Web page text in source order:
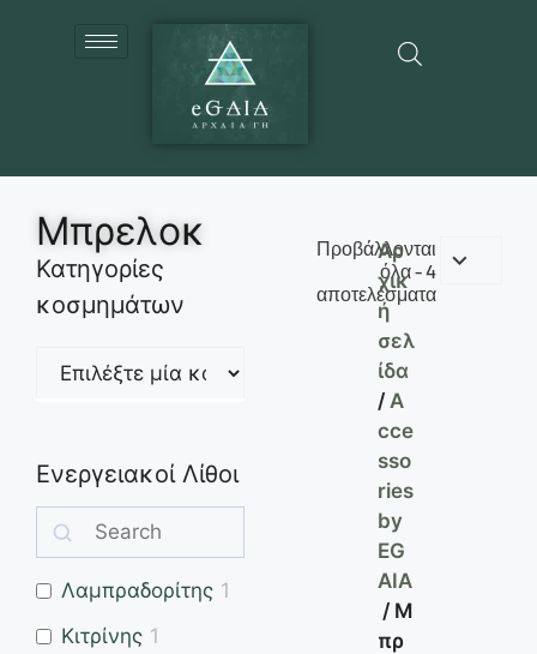
Μπρελοκ
Κατηγορίες
κοσμημάτων
Ενεργειακοί Λίθοι
Λαμπραδορίτης 1
Κιτρίνης 1
Προβάλλονται
όλα - 4
αποτελέσματα
Αρ
χικ
ή
σελ
ίδα
/A
cce
sso
ries
by
EG
AIA
/ Μ
πρ